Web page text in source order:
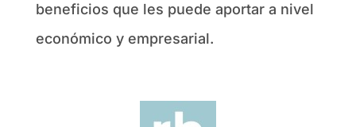
beneficios que les puede aportar a nivel
económico y empresarial.